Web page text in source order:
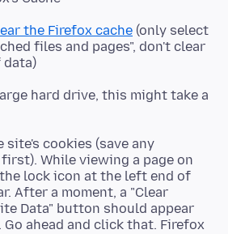
the Firefox cache (only select
files and pages", don't clear
hard drive, this might take a
site's cookies (save any
While viewing a page on
lock icon at the left end of
After a moment, a "Clear
Data" button should appear
ahead and click that. Firefox